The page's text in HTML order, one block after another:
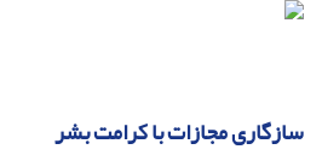
سازگاری مجازات با کرامت بشر